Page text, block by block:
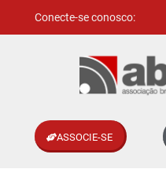
Conecte-se conosco:
ASSOCIE-SE